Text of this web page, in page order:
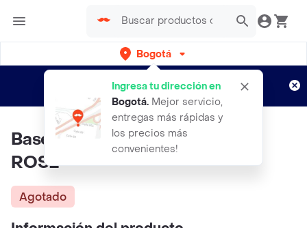
Bogotá
Ingresa tu dirección en
Bogotá. Mejor servicio,
entregas más rápidas y
los precios más
convenientes!
envíos gratis por semanas
Aplican TyC
Base Feels Almendra 30 RUBY
ROSE
Agotado